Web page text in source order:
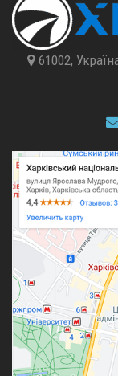
61002,